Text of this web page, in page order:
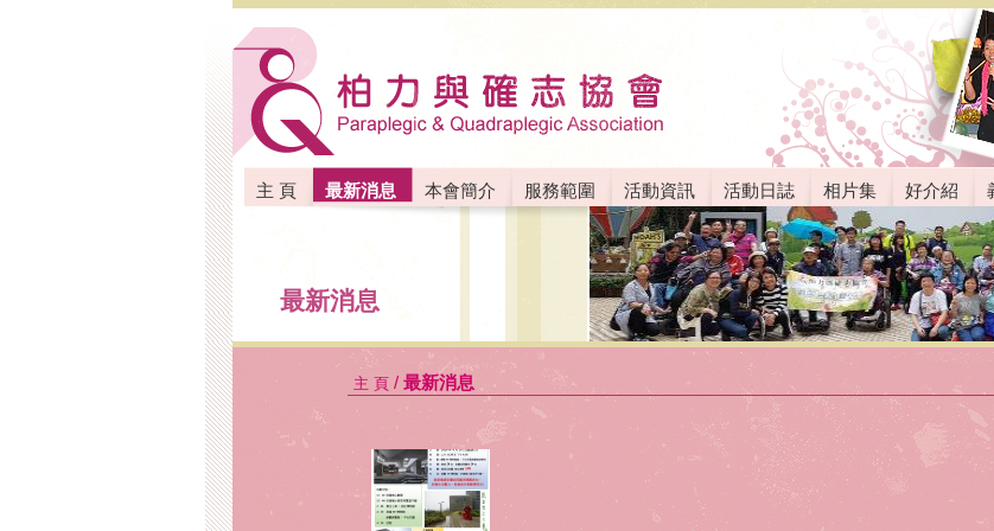
主 頁 最新消息 本會簡介 服務範圍 活動資訊 活動日誌 相片集 好介紹
最新消息
主 頁/ 最新消息